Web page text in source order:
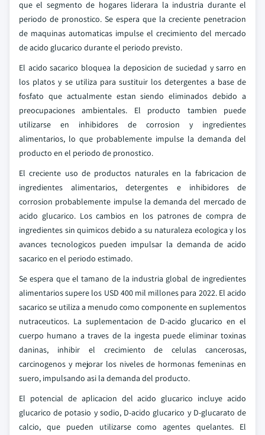
que el segmento de hogares liderara la industria durante el
periodo de pronostico. Se espera que la creciente penetracion
de maquinas automaticas impulse el crecimiento del mercado
de acido glucarico durante el periodo previsto.
El acido sacarico bloquea la deposicion de suciedad y sarro en
los platos y se utiliza para sustituir los detergentes a base de
fosfato que actualmente estan siendo eliminados debido a
preocupaciones ambientales. El producto tambien puede
utilizarse en inhibidores de corrosion y ingredientes
alimentarios, lo que probablemente impulse la demanda del
producto en el periodo de pronostico.
El creciente uso de productos naturales en la fabricacion de
ingredientes alimentarios, detergentes e inhibidores de
corrosion probablemente impulse la demanda del mercado de
acido glucarico. Los cambios en los patrones de compra de
ingredientes sin quimicos debido a su naturaleza ecologica y los
avances tecnologicos pueden impulsar la demanda de acido
sacarico en el periodo estimado.
Se espera que el tamano de la industria global de ingredientes
alimentarios supere los USD 400 mil millones para 2022. El acido
sacarico se utiliza a menudo como componente en suplementos
nutraceuticos. La suplementacion de D-acido glucarico en el
cuerpo humano a traves de la ingesta puede eliminar toxinas
daninas, inhibir el crecimiento de celulas cancerosas,
carcinogenos y mejorar los niveles de hormonas femeninas en
suero, impulsando asi la demanda del producto.
El potencial de aplicacion del acido glucarico incluye acido
glucarico de potasio y sodio, D-acido glucarico y D-glucarato de
calcio, que pueden utilizarse como agentes quelantes. El